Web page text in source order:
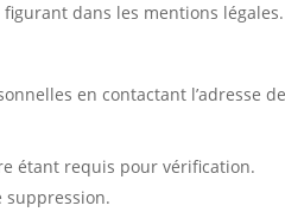
dans les mentions légales.
en contactant l’adresse
étant requis pour vérification.
suppression.